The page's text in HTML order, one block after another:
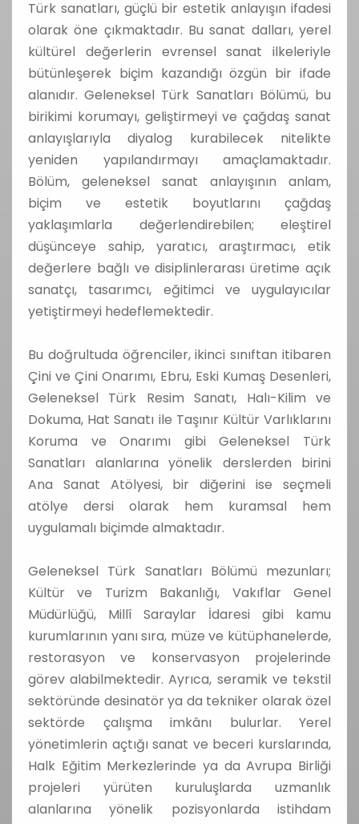
Türk sanatları, güçlü bir estetik anlayışın ifadesi
olarak öne çıkmaktadır. Bu sanat dalları, yerel
kültürel değerlerin evrensel sanat ilkeleriyle
bütünleşerek biçim kazandığı özgün bir ifade
alanıdır. Geleneksel Türk Sanatları Bölümü, bu
birikimi korumayı, geliştirmeyi ve çağdaş sanat
anlayışlarıyla diyalog kurabilecek nitelikte
yeniden yapılandırmayı amaçlamaktadır.
Bölüm, geleneksel sanat anlayışının anlam,
biçim ve estetik boyutlarını çağdaş
yaklaşımlarla değerlendirebilen; eleştirel
düşünceye sahip, yaratıcı, araştırmacı, etik
değerlere bağlı ve disiplinlerarası üretime açık
sanatçı, tasarımcı, eğitimci ve uygulayıcılar
yetiştirmeyi hedeflemektedir.
Bu doğrultuda öğrenciler, ikinci sınıftan itibaren
Çini ve Çini Onarımı, Ebru, Eski Kumaş Desenleri,
Geleneksel Türk Resim Sanatı, Halı-Kilim ve
Dokuma, Hat Sanatı ile Taşınır Kültür Varlıklarını
Koruma ve Onarımı gibi Geleneksel Türk
Sanatları alanlarına yönelik derslerden birini
Ana Sanat Atölyesi, bir diğerini ise seçmeli
atölye dersi olarak hem kuramsal hem
uygulamalı biçimde almaktadır.
Geleneksel Türk Sanatları Bölümü mezunları;
Kültür ve Turizm Bakanlığı, Vakıflar Genel
Müdürlüğü, Millî Saraylar İdaresi gibi kamu
kurumlarının yanı sıra, müze ve kütüphanelerde,
restorasyon ve konservasyon projelerinde
görev alabilmektedir. Ayrıca, seramik ve tekstil
sektöründe desinatör ya da tekniker olarak özel
sektörde çalışma imkânı bulurlar. Yerel
yönetimlerin açtığı sanat ve beceri kurslarında,
Halk Eğitim Merkezlerinde ya da Avrupa Birliği
projeleri yürüten kuruluşlarda uzmanlık
alanlarına yönelik pozisyonlarda istihdam